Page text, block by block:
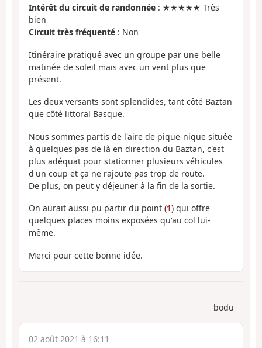
Intérêt du circuit de randonnée : ★★★★★ Très
bien
Circuit très fréquenté : Non
Itinéraire pratiqué avec un groupe par une belle
matinée de soleil mais avec un vent plus que
présent.
Les deux versants sont splendides, tant côté Baztan
que côté littoral Basque.
Nous sommes partis de l'aire de pique-nique située
à quelques pas de là en direction du Baztan, c'est
plus adéquat pour stationner plusieurs véhicules
d'un coup et ça ne rajoute pas trop de route.
De plus, on peut y déjeuner à la fin de la sortie.
On aurait aussi pu partir du point (1) qui offre
quelques places moins exposées qu'au col lui-
même.
Merci pour cette bonne idée.
bodu
02 août 2021 à 16:11